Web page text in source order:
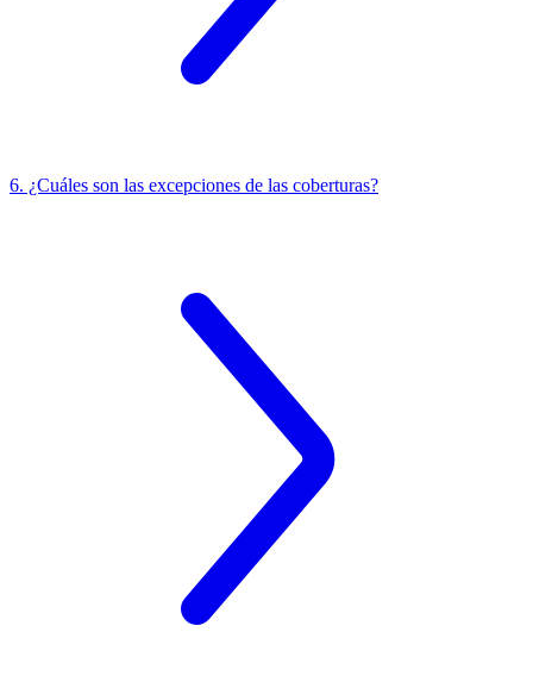
6. ¿Cuáles son las excepciones de las coberturas?